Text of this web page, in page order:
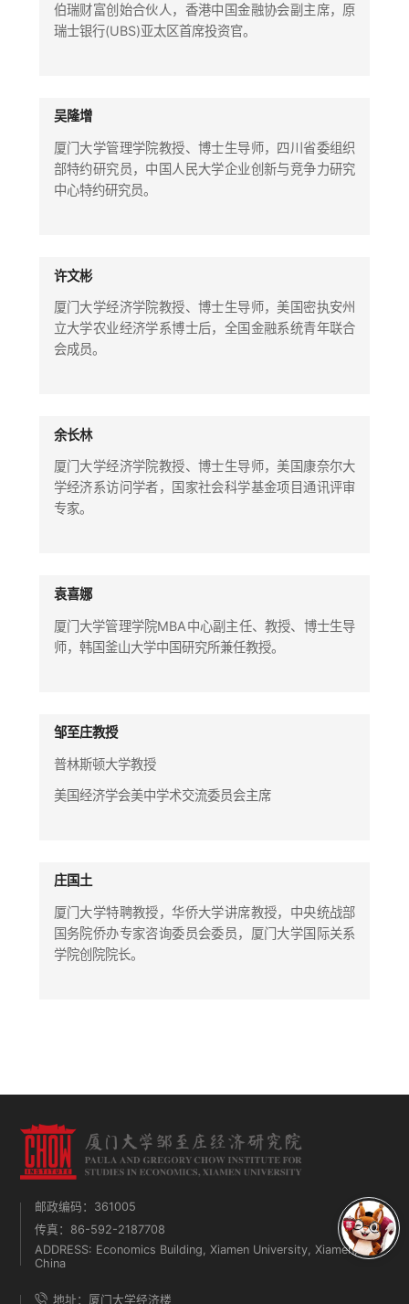
伯瑞财富创始合伙人，香港中国金融协会副主席，原
瑞士银行(UBS)亚太区首席投资官。
吴隆增
厦门大学管理学院教授、博士生导师，四川省委组织
部特约研究员，中国人民大学企业创新与竞争力研究
中心特约研究员。
许文彬
厦门大学经济学院教授、博士生导师，美国密执安州
立大学农业经济学系博士后，全国金融系统青年联合
会成员。
余长林
厦门大学经济学院教授、博士生导师，美国康奈尔大
学经济系访问学者，国家社会科学基金项目通讯评审
专家。
袁喜娜
厦门大学管理学院MBA中心副主任、教授、博士生导
师，韩国釜山大学中国研究所兼任教授。
邹至庄教授
普林斯顿大学教授
美国经济学会美中学术交流委员会主席
庄国土
厦门大学特聘教授，华侨大学讲席教授，中央统战部
国务院侨办专家咨询委员会委员，厦门大学国际关系
学院创院院长。
邮政编码：361005
传真：86-592-2187708
ADDRESS: Economics Building, Xiamen University, Xiamen,
China
地址：厦门大学经济楼